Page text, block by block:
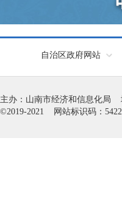
自治区政府网站
主办：山南市经济和信息化局
©2019-2021 网站标识码：